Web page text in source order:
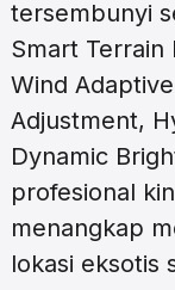
tersembunyi
Smart Terrain
Wind
Adjustment,
Dynamic
profesional
menangkap
lokasi eksotis